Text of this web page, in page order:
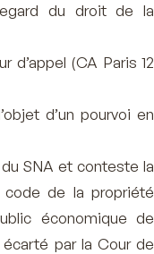
du droit de la
d’appel (CA Paris 12
d’un pourvoi en
du SNA et conteste la
code de la propriété
économique de
par la Cour de